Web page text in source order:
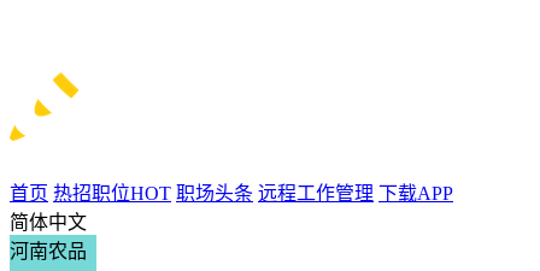
首页 热招职位HOT 职场头条 远程工作管理 下载APP
简体中文
河南农品